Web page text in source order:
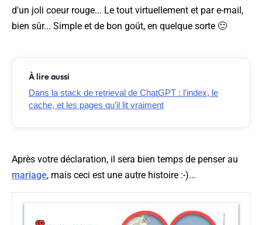
d'un joli coeur rouge... Le tout virtuellement et par e-mail,
bien sûr... Simple et de bon goût, en quelque sorte 🙂
À lire aussi
Dans la stack de retrieval de ChatGPT : l’index, le
cache, et les pages qu’il lit vraiment
Après votre déclaration, il sera bien temps de penser au
mariage, mais ceci est une autre histoire :-)...